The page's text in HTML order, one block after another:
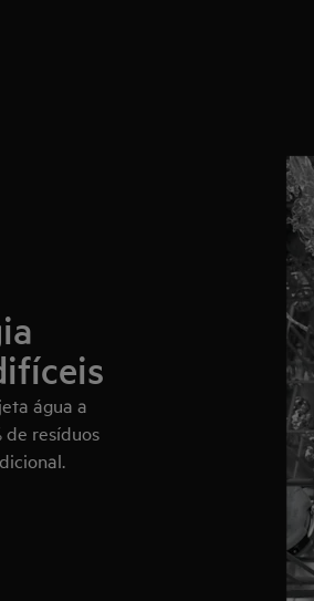
água a
de resíduos